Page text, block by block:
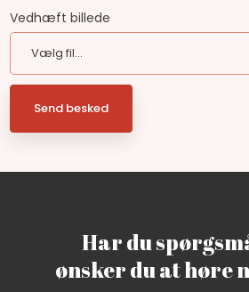
Vedhæft billede
Har du
​ønsker du at høre